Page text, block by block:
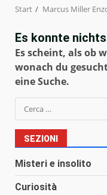
Start Marcus Miller
Es konnte
Es scheint, als ob
wonach du
eine Suche.
Ricerca
per:
SEZIONI
Misteri e insolito
Curiosità